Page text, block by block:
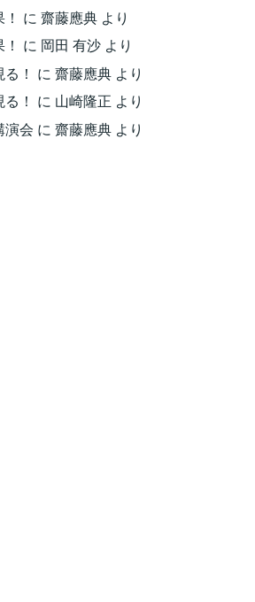
に齋藤應典 より
に 岡田 有沙 より
！ に齋藤應典 より
！ に 山崎隆正 より
演会 に齋藤應典 より